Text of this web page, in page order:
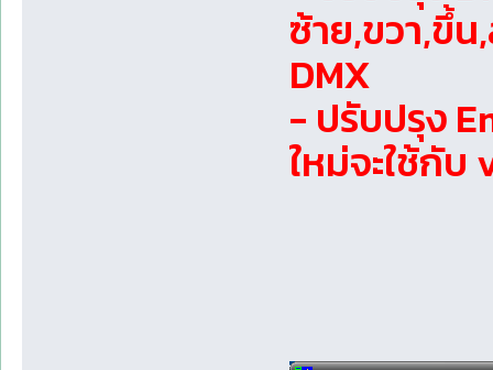
ซ้าย,ขวา,ขึ้
DMX
- ปรับปรุง
ใหม่จะใช้กับ